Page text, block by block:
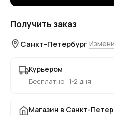
Получить заказ
Санкт-Петербург
Курьером
Бесплатно · 1-2 дня
Магазин в Санкт-